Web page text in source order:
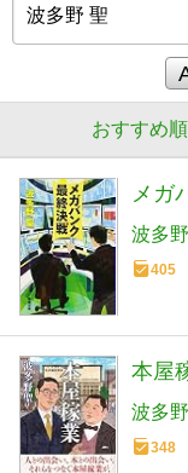
おすすめ順
メガ
波多
405
本屋
波多
348